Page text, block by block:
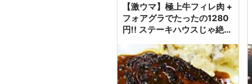
【激ウマ】極上牛フィレ肉 +
フォアグラでたったの1280
円!! ステーキハウスじゃ絶対
「格安フレンチ」がオープン